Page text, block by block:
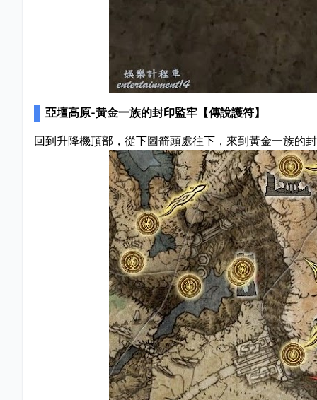
亞壇高原-黃金一族的封印監牢【傳說護符】
回到升降機頂部，從下圖箭頭處往下，來到黃金一族的